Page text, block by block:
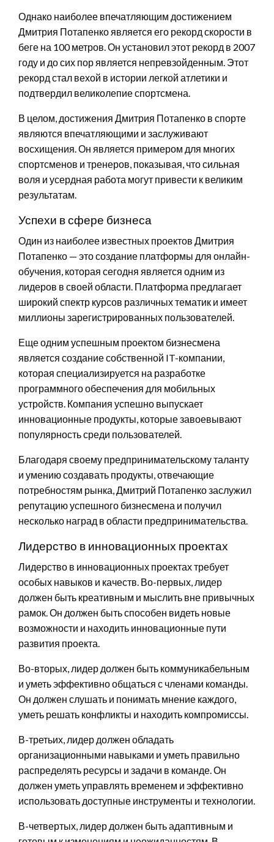
Однако наиболее впечатляющим достижением
Дмитрия Потапенко является его рекорд скорости в
беге на 100 метров. Он установил этот рекорд в 2007
году и до сих пор является непревзойденным. Этот
рекорд стал вехой в истории легкой атлетики и
подтвердил великолепие спортсмена.
В целом, достижения Дмитрия Потапенко в спорте
являются впечатляющими и заслуживают
восхищения. Он является примером для многих
спортсменов и тренеров, показывая, что сильная
воля и усердная работа могут привести к великим
результатам.
Успехи в сфере бизнеса
Один из наиболее известных проектов Дмитрия
Потапенко — это создание платформы для онлайн-
обучения, которая сегодня является одним из
лидеров в своей области. Платформа предлагает
широкий спектр курсов различных тематик и имеет
миллионы зарегистрированных пользователей.
Еще одним успешным проектом бизнесмена
является создание собственной IT-компании,
которая специализируется на разработке
программного обеспечения для мобильных
устройств. Компания успешно выпускает
инновационные продукты, которые завоевывают
популярность среди пользователей.
Благодаря своему предпринимательскому таланту
и умению создавать продукты, отвечающие
потребностям рынка, Дмитрий Потапенко заслужил
репутацию успешного бизнесмена и получил
несколько наград в области предпринимательства.
Лидерство в инновационных проектах
Лидерство в инновационных проектах требует
особых навыков и качеств. Во-первых, лидер
должен быть креативным и мыслить вне привычных
рамок. Он должен быть способен видеть новые
возможности и находить инновационные пути
развития проекта.
Во-вторых, лидер должен быть коммуникабельным
и уметь эффективно общаться с членами команды.
Он должен слушать и понимать мнение каждого,
уметь решать конфликты и находить компромиссы.
В-третьих, лидер должен обладать
организационными навыками и уметь правильно
распределять ресурсы и задачи в команде. Он
должен уметь управлять временем и эффективно
использовать доступные инструменты и технологии.
В-четвертых, лидер должен быть адаптивным и